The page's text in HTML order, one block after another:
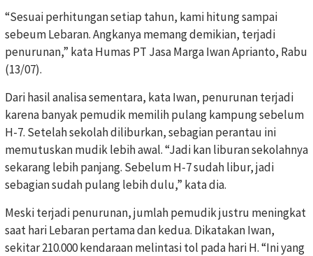
“Sesuai perhitungan setiap tahun, kami hitung sampai
sebeum Lebaran. Angkanya memang demikian, terjadi
penurunan,” kata Humas PT Jasa Marga Iwan Aprianto, Rabu
(13/07).
Dari hasil analisa sementara, kata Iwan, penurunan terjadi
karena banyak pemudik memilih pulang kampung sebelum
H-7. Setelah sekolah diliburkan, sebagian perantau ini
memutuskan mudik lebih awal. “Jadi kan liburan sekolahnya
sekarang lebih panjang. Sebelum H-7 sudah libur, jadi
sebagian sudah pulang lebih dulu,” kata dia.
Meski terjadi penurunan, jumlah pemudik justru meningkat
saat hari Lebaran pertama dan kedua. Dikatakan Iwan,
sekitar 210.000 kendaraan melintasi tol pada hari H. “Ini yang